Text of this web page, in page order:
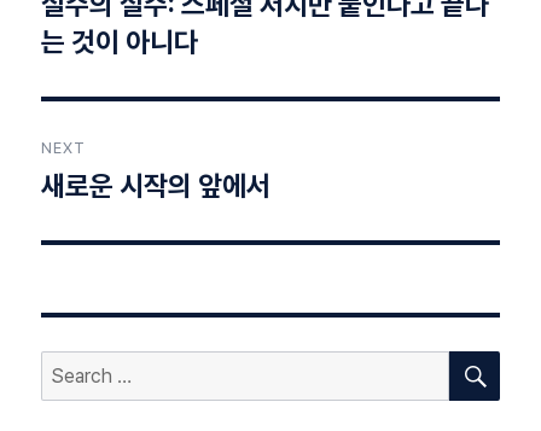
post:
는 것이 아니다
NEXT
Next
새로운 시작의 앞에서
Search
for: